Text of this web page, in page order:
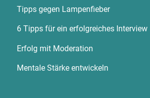
Tipps gegen Lampenfieber
6 Tipps für ein erfolgreiches Interview
Erfolg mit Moderation
Mentale Stärke entwickeln